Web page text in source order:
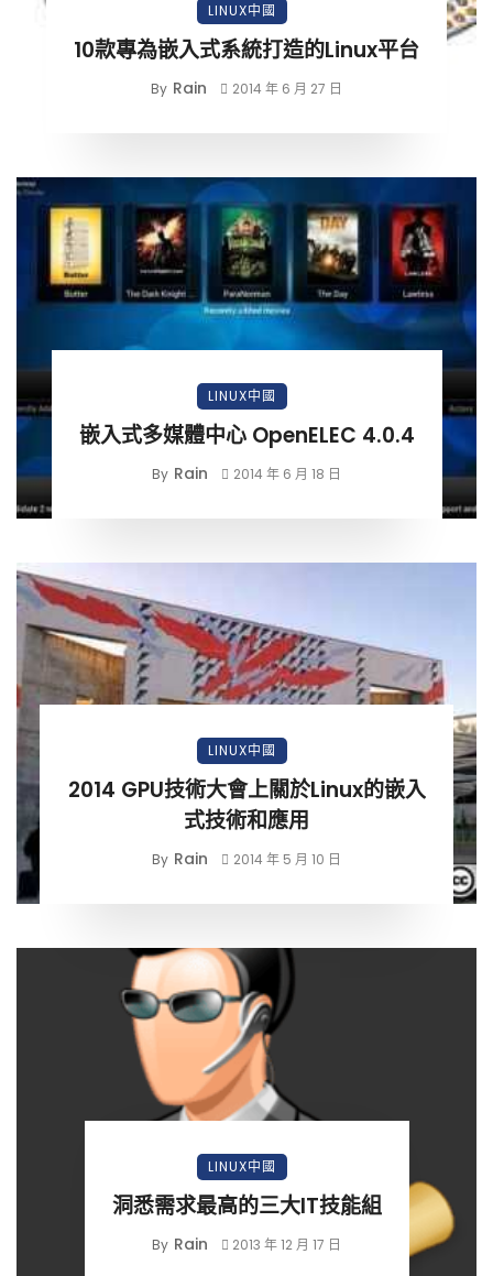
LINUX中國
10款專為嵌入式系統打造的Linux平台
By Rain 2014 年 6 月 27 日
LINUX中國
嵌入式多媒體中心 OpenELEC 4.0.4
By Rain 2014 年 6 月 18 日
LINUX中國
2014 GPU技術大會上關於Linux的嵌入
式技術和應用
By Rain 2014 年 5 月 10 日
LINUX中國
洞悉需求最高的三大IT技能組
By Rain 2013 年 12 月 17 日